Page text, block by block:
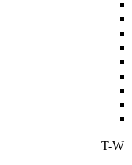
T-W